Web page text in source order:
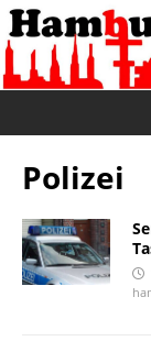
Polizei